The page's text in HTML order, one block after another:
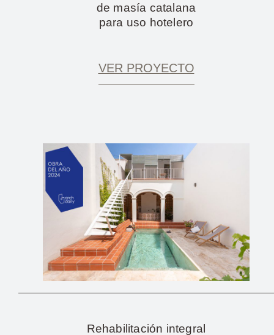
de masía catalana
para uso hotelero
VER PROYECTO
Rehabilitación integral